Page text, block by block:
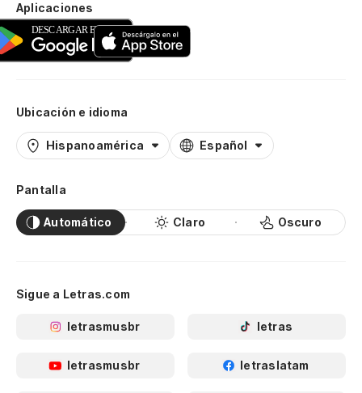
Aplicaciones
Ubicación e idioma
Hispanoamérica Español
Pantalla
Automático Claro Oscuro
Sigue a Letras.com
letrasmusbr letras
letrasmusbr letraslatam